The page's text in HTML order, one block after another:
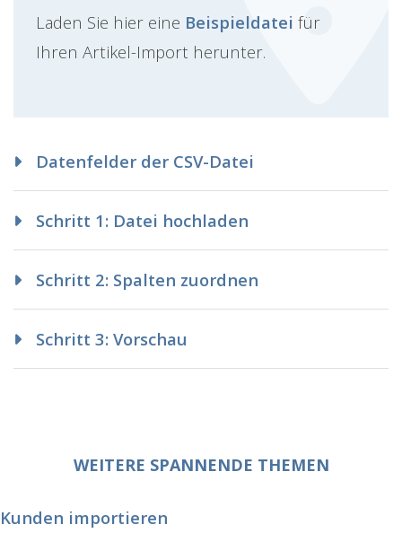
Laden Sie hier eine Beispieldatei für
Ihren Artikel-Import herunter.
Datenfelder der CSV-Datei
Schritt 1: Datei hochladen
Schritt 2: Spalten zuordnen
Schritt 3: Vorschau
WEITERE SPANNENDE THEMEN
Kunden importieren